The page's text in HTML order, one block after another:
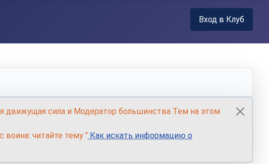
Вход в Клуб
движущая сила и Модератор большинства Тем на этом
читайте тему " Как искать информацию о